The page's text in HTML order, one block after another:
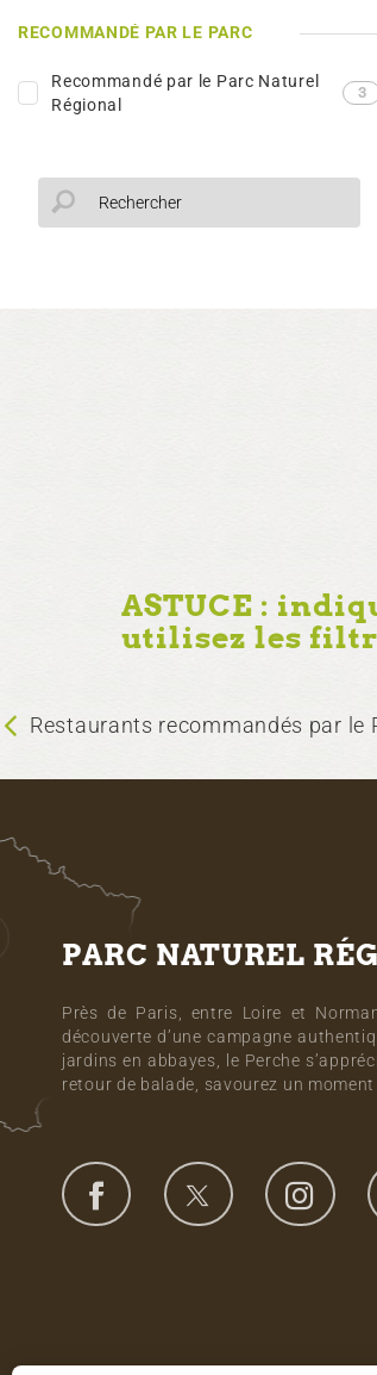
RECOMMANDÉ PAR LE PARC
Recommandé par le Parc Naturel
Régional
3
ASTUCE :
utilisez les
Restaurants recommandés par le
PARC NATUREL
Près de Paris, entre Loire et
découverte d’une campagne
jardins en abbayes, le Perche
retour de balade, savourez un